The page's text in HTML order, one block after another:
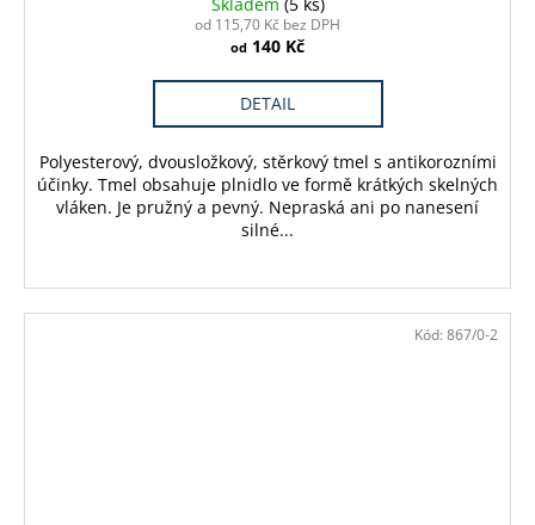
od 115,70 Kč bez DPH
od 140 Kč
DETAIL
Polyesterový, dvousložkový, stěrkový tmel s antikorozními
účinky. Tmel obsahuje plnidlo ve formě krátkých skelných
vláken. Je pružný a pevný. Nepraská ani po nanesení
silné...
Kód: 867/0-2